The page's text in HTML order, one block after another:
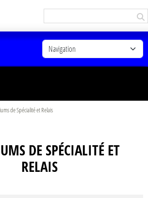
de Spécialité et Relais
DE SPÉCIALITÉ ET
RELAIS